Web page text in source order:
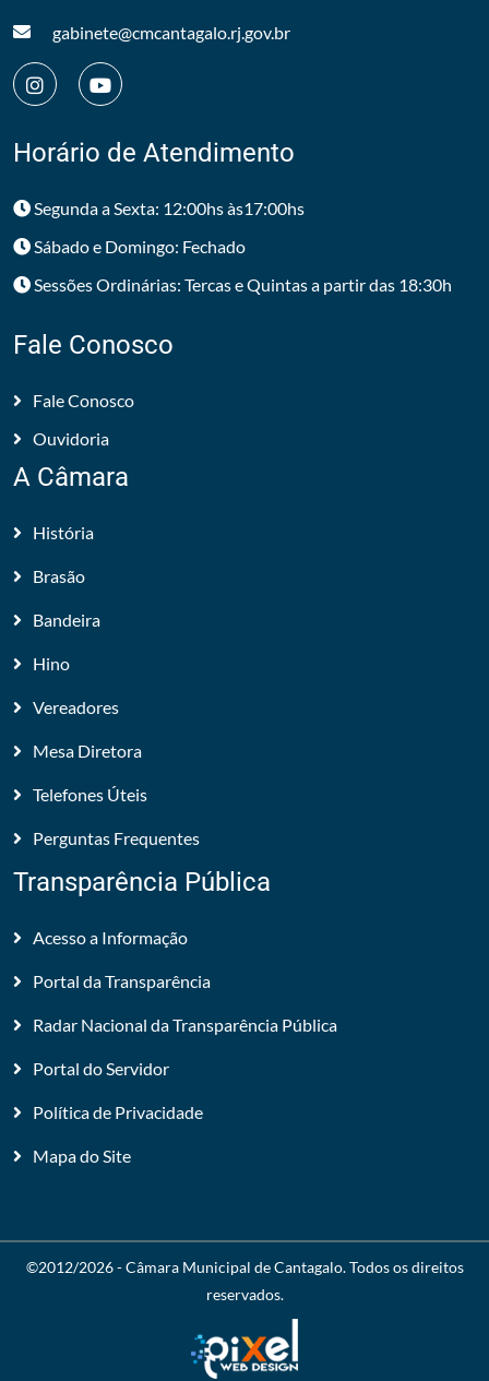
gabinete@cmcantagalo.rj.gov.br
Horário de Atendimento
Segunda a Sexta: 12:00hs às17:00hs
Sábado e Domingo: Fechado
Sessões Ordinárias: Tercas e Quintas a partir das 18:30h
Fale Conosco
Fale Conosco
Ouvidoria
A Câmara
História
Brasão
Bandeira
Hino
Vereadores
Mesa Diretora
Telefones Úteis
Perguntas Frequentes
Transparência Pública
Acesso a Informação
Portal da Transparência
Radar Nacional da Transparência Pública
Portal do Servidor
Política de Privacidade
Mapa do Site
©2012/2026 -Câmara Municipal de Cantagalo. Todos os direitos
reservados.